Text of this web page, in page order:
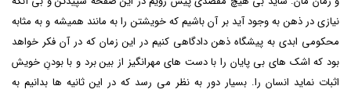
نیازی در ذهن به وجود آید بر آن باشیم که خویشتن را به مانند همیشه و به مثابه
محکومی ابدی به پیشگاه ذهن دادگاهی کنیم در این زمان که در آن فکر خواهد
بود که اشک های بی پایان را با دست های مهرانگیز از بین برد و با بودنِ خویش
اثبات نماید انسان را. بسیار دور به نظر می رسد که در این ثانیه ها بدانیم به